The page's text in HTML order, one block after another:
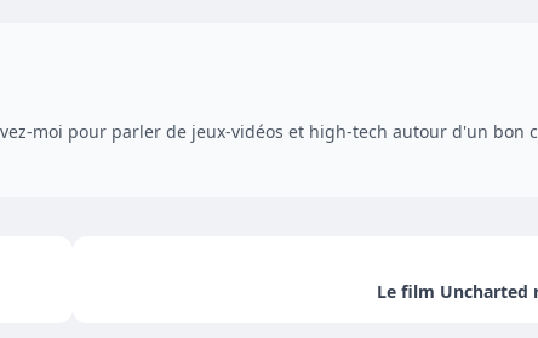
moi pour parler de jeux-vidéos et high-tech autour d'un bon
Le film Uncharted